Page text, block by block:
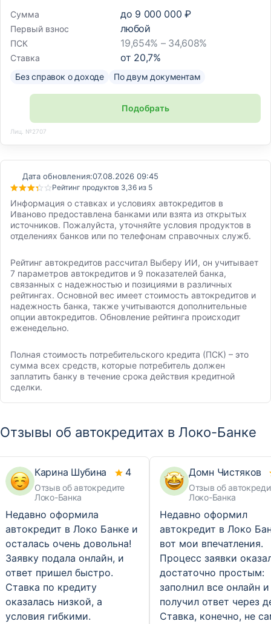
Сумма
до 9 000 000 ₽
Первый взнос любой
ПСК 19,654% – 34,608%
Ставка от 20,7%
Без справок о доходе По двум документам
Подобрать
Лиц. №2707
Дата обновления:07.08.2026 09:45
Рейтинг продуктов 3,36 из 5
Информация о ставках и условиях автокредитов в
Иваново предоставлена банками или взята из открытых
источников. Пожалуйста, уточняйте условия продуктов в
отделениях банков или по телефонам справочных служб.
Рейтинг автокредитов рассчитал Выберу ИИ, он учитывает
7 параметров автокредитов и 9 показателей банка,
связанных с надежностью и позициями в различных
рейтингах. Основной вес имеет стоимость автокредитов и
надежность банка, также учитываются дополнительные
опции автокредитов. Обновление рейтинга происходит
еженедельно.
Полная стоимость потребительского кредита (ПСК) – это
сумма всех средств, которые потребитель должен
заплатить банку в течение срока действия кредитной
сделки.
Отзывы об автокредитах в Локо-Банке
Карина Шубина
Отзыв об автокредите
Локо-Банка
4
Недавно оформила
автокредит в Локо Банке и
осталась очень довольна!
Заявку подала онлайн, и
ответ пришел быстро.
Ставка по кредиту
оказалась низкой, а
условия гибкими.
Домн Чистяков
Отзыв об
Локо-Банка
Недавно оформил
автокредит в Локо
вот мои впечатления.
Процесс заявки
достаточно простым:
заполнил все онлайн и
получил ответ через
Ставка, конечно, не